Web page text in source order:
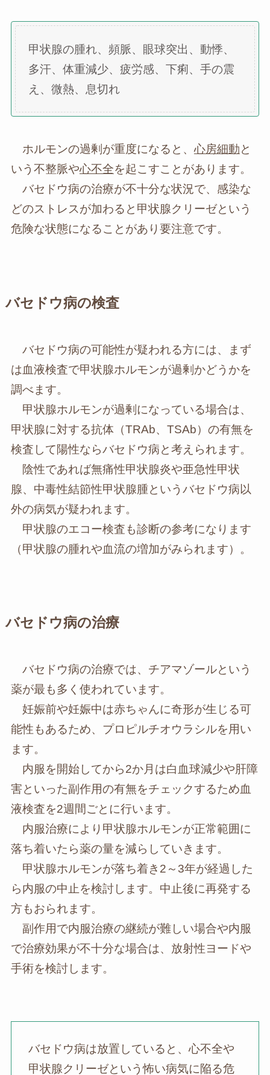
甲状腺の腫れ、頻脈、眼球突出、動悸、
多汗、体重減少、疲労感、下痢、手の震
え、微熱、息切れ
ホルモンの過剰が重度になると、心房細動と
いう不整脈や心不全を起こすことがあります。
バセドウ病の治療が不十分な状況で、感染な
どのストレスが加わると甲状腺クリーゼという
危険な状態になることがあり要注意です。
バセドウ病の検査
バセドウ病の可能性が疑われる方には、まず
は血液検査で甲状腺ホルモンが過剰かどうかを
調べます。
甲状腺ホルモンが過剰になっている場合は、
甲状腺に対する抗体（TRAb、TSAb）の有無を
検査して陽性ならバセドウ病と考えられます。
陰性であれば無痛性甲状腺炎や亜急性甲状
腺、中毒性結節性甲状腺腫というバセドウ病以
外の病気が疑われます。
甲状腺のエコー検査も診断の参考になります
（甲状腺の腫れや血流の増加がみられます）。
バセドウ病の治療
バセドウ病の治療では、チアマゾールという
薬が最も多く使われています。
妊娠前や妊娠中は赤ちゃんに奇形が生じる可
能性もあるため、プロピルチオウラシルを用い
ます。
内服を開始してから2か月は白血球減少や肝障
害といった副作用の有無をチェックするため血
液検査を2週間ごとに行います。
内服治療により甲状腺ホルモンが正常範囲に
落ち着いたら薬の量を減らしていきます。
甲状腺ホルモンが落ち着き2～3年が経過した
ら内服の中止を検討します。中止後に再発する
方もおられます。
副作用で内服治療の継続が難しい場合や内服
で治療効果が不十分な場合は、放射性ヨードや
手術を検討します。
バセドウ病は放置していると、心不全や
甲状腺クリーゼという怖い病気に陥る危